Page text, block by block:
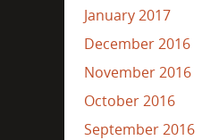
January 2017
December 2016
November 2016
October 2016
September 2016